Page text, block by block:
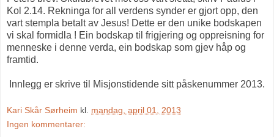
Kol 2.14. Rekninga for all verdens synder er gjort opp, den
vart stempla betalt av Jesus! Dette er den unike bodskapen
vi skal formidla ! Ein bodskap til frigjering og oppreisning for
menneske i denne verda, ein bodskap som gjev håp og
framtid.
Innlegg er skrive til Misjonstidende sitt påskenummer 2013.
Kari Skår Sørheim kl. mandag, april 01, 2013
Ingen kommentarer: